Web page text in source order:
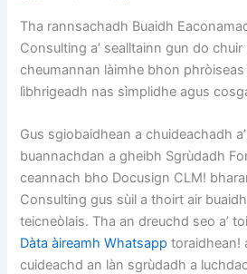
Tha rannsachadh Buaidh
Consulting a’ sealltainn gun do
cheumannan làimhe bhon
lìbhrigeadh nas sìmplidhe agus
Gus sgiobaidhean a chuideachadh
buannachdan a gheibh Sgrùdadh
ceannach bho Docusign CLM!
Consulting gus sùil a thoirt air
teicneòlais. Tha an dreuchd seo a’
Dàta àireamh Whatsapp toraidhean!
cuideachd an làn sgrùdadh a